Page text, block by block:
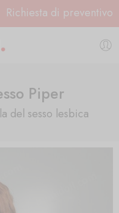
Richiesta di preventivo
Piper
del sesso lesbica